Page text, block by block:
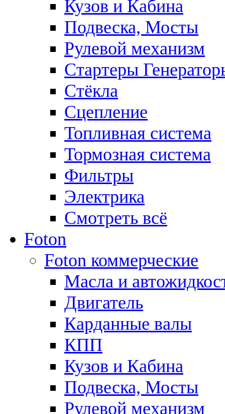
Кузов и Кабина
Подвеска, Мосты
Рулевой механизм
Стартеры
Стёкла
Сцепление
Топливная система
Тормозная система
Фильтры
Электрика
Смотреть всё
Foton
Foton коммерческие
Масла и
Двигатель
Карданные валы
КПП
Кузов и Кабина
Подвеска, Мосты
Рулевой механизм